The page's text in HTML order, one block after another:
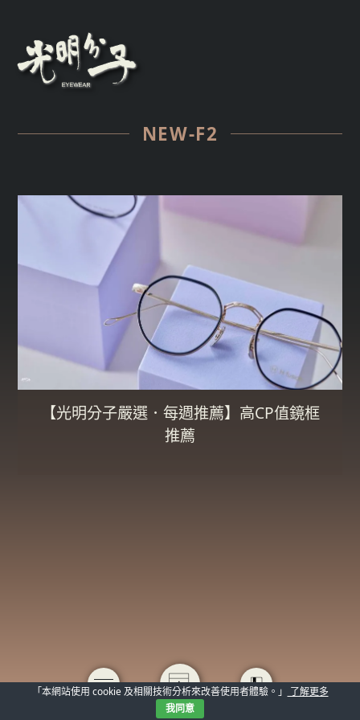
NEW-F2
【光明分子嚴選．每週推薦】高CP值鏡框
推薦
「本網站使用 cookie 及相關技術分析來改善使用者體驗。」
了解更多
我同意